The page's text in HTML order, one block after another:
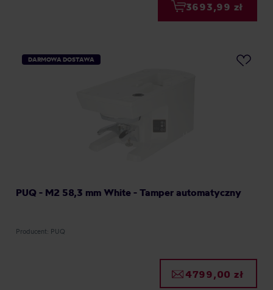
3693,99 zł
DARMOWA DOSTAWA
PUQ - M2 58,3 mm White - Tamper automatyczny
Producent: PUQ
4799,00 zł